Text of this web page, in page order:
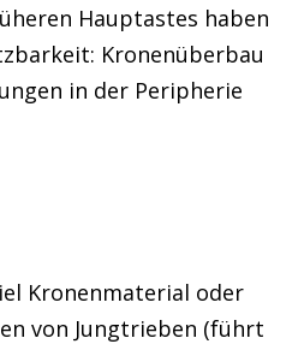
Hauptastes haben
Kronenüberbau
in der Peripherie
Kronenmaterial oder
von Jungtrieben (führt